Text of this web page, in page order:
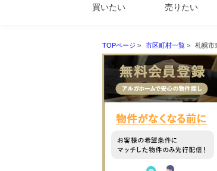
買いたい 売りたい
TOPページ > 市区町村一覧 > 札幌市